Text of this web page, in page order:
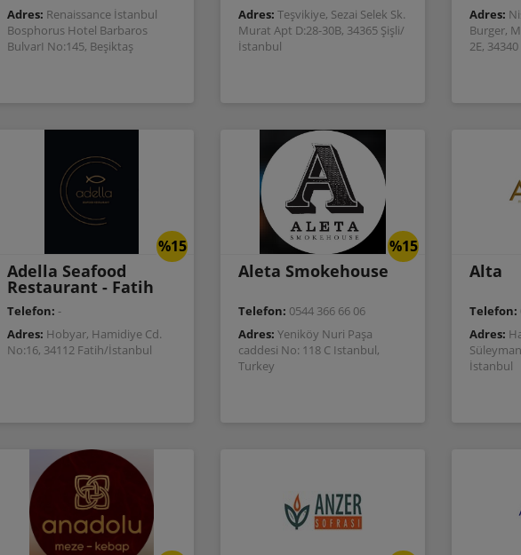
Adres: Renaissance İstanbul
Bosphorus Hotel Barbaros
BulvarI No:145, Beşiktaş
Adres: Teşvikiye, Sezai Selek Sk.
Murat Apt D:28-30B, 34365 Şişli/
İstanbul
Adres:
Burger,
2E, 34340
%15
Adella Seafood
Restaurant - Fatih
Telefon: -
Adres: Hobyar, Hamidiye Cd.
No:16, 34112 Fatih/İstanbul
%15
Aleta Smokehouse
Telefon: 0544 366 66 06
Adres: Yeniköy Nuri Paşa
caddesi No: 118 C Istanbul,
Turkey
Alta
Telefon:
Adres:
İstanbul